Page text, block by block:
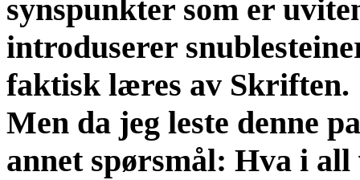
synspunkter som er
introduserer
faktisk læres av Skriften.
Men da jeg leste denne
annet spørsmål: Hva i